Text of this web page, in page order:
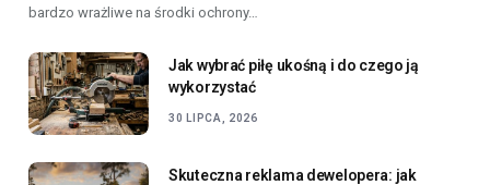
bardzo wrażliwe na środki ochrony…
Jak wybrać piłę ukośną i do czego ją
wykorzystać
30 LIPCA, 2026
Skuteczna reklama dewelopera: jak